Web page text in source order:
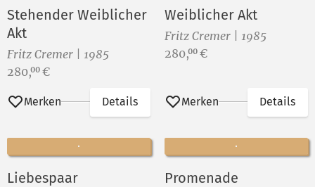
Stehender Weiblicher
Akt
Fritz Cremer | 1985
Preis:
280,00 €
Merken Details
Weiblicher Akt
Fritz Cremer | 1985
Preis:
280,00 €
Merken Details
Liebespaar Promenade